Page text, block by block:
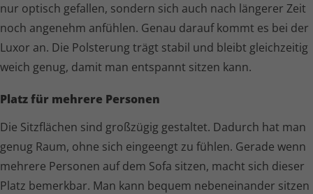
nur optisch gefallen, sondern sich auch nach längerer Zeit
noch angenehm anfühlen. Genau darauf kommt es bei der
Luxor an. Die Polsterung trägt stabil und bleibt gleichzeitig
weich genug, damit man entspannt sitzen kann.
Platz für mehrere Personen
Die Sitzflächen sind großzügig gestaltet. Dadurch hat man
genug Raum, ohne sich eingeengt zu fühlen. Gerade wenn
mehrere Personen auf dem Sofa sitzen, macht sich dieser
Platz bemerkbar. Man kann bequem nebeneinander sitzen